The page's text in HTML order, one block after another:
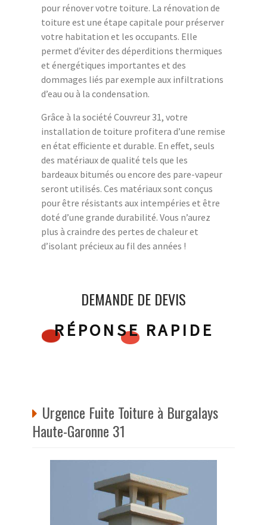
pour rénover votre toiture. La rénovation de
toiture est une étape capitale pour préserver
votre habitation et les occupants. Elle
permet d’éviter des déperditions thermiques
et énergétiques importantes et des
dommages liés par exemple aux infiltrations
d’eau ou à la condensation.
Grâce à la société Couvreur 31, votre
installation de toiture profitera d’une remise
en état efficiente et durable. En effet, seuls
des matériaux de qualité tels que les
bardeaux bitumés ou encore des pare-vapeur
seront utilisés. Ces matériaux sont conçus
pour être résistants aux intempéries et être
doté d’une grande durabilité. Vous n’aurez
plus à craindre des pertes de chaleur et
d’isolant précieux au fil des années !
DEMANDE DE DEVIS
RÉPONSE RAPIDE
Urgence Fuite Toiture à Burgalays
Haute-Garonne 31